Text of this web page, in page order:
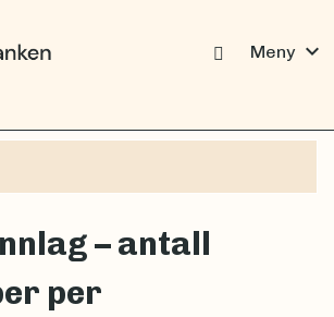
Meny expand_more
– antall
per